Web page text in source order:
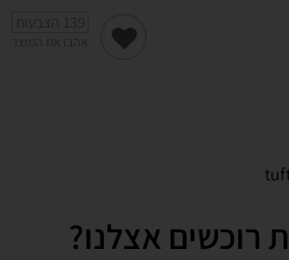
רוכשים אצלנו?